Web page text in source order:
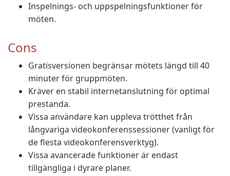
Inspelnings- och uppspelningsfunktioner för
möten.
Cons
Gratisversionen begränsar mötets längd till 40
minuter för gruppmöten.
Kräver en stabil internetanslutning för optimal
prestanda.
Vissa användare kan uppleva trötthet från
långvariga videokonferenssessioner (vanligt för
de flesta videokonferensverktyg).
Vissa avancerade funktioner är endast
tillgängliga i dyrare planer.